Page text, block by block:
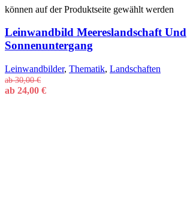
können auf der Produktseite gewählt werden
Leinwandbild Meereslandschaft Und
Sonnenuntergang
Leinwandbilder, Thematik, Landschaften
ab30,00€
ab 24,00 €